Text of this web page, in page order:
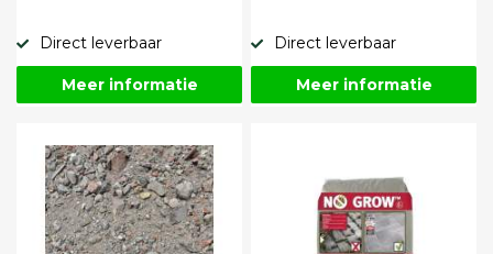
Direct leverbaar
Meer informatie
Direct leverbaar
Meer informatie